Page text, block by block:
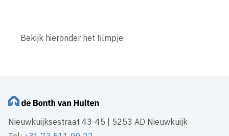
Bekijk hieronder het filmpje.
Nieuwkuijksestraat 43-45 | 5253 AD Nieuwkuijk